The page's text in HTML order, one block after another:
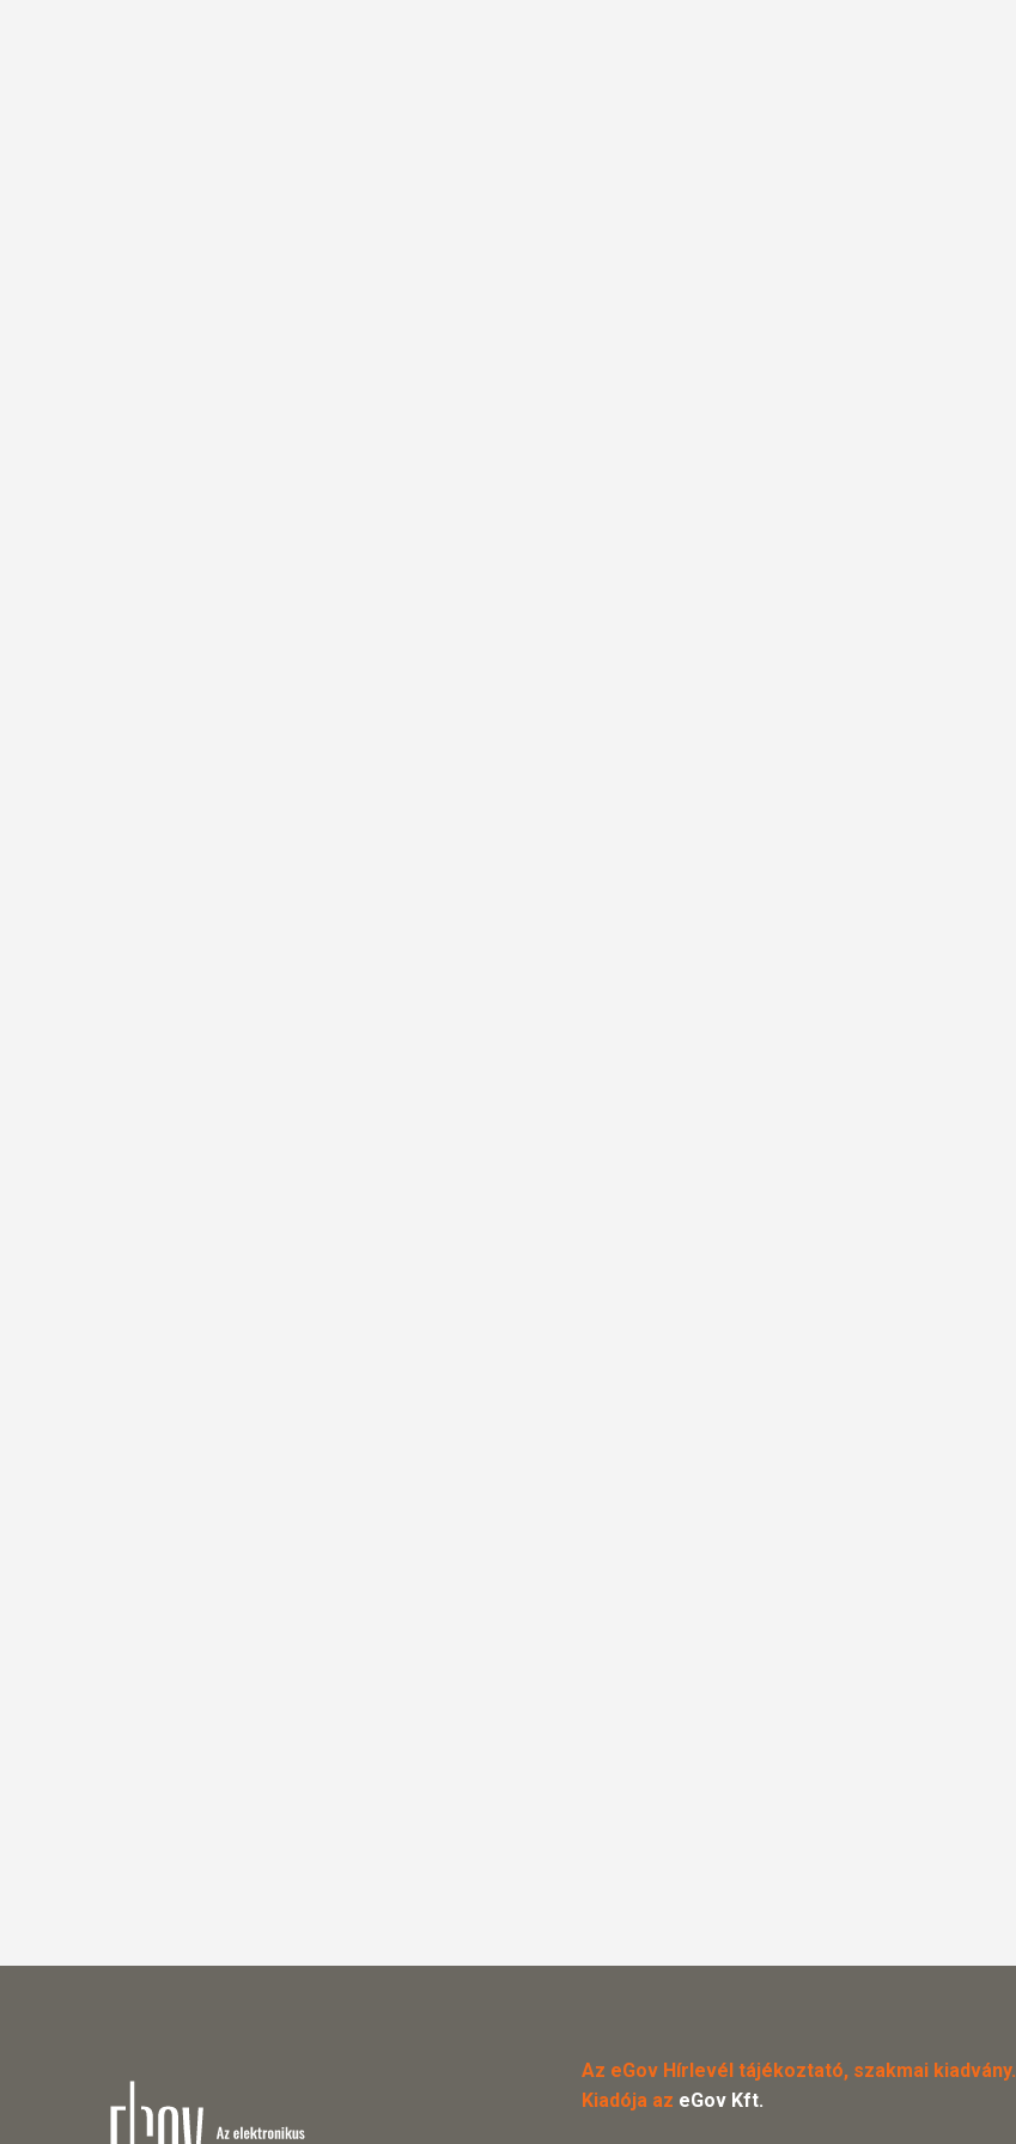
Az eGov Hírlevél tájékoztató, szakmai kiadvány.
Kiadója az eGov Kft.